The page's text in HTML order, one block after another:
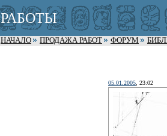
РАБОТЫ
НАЧАЛО ПРОДАЖА РАБОТ ФОРУМ
05.01.2005 , 23:02